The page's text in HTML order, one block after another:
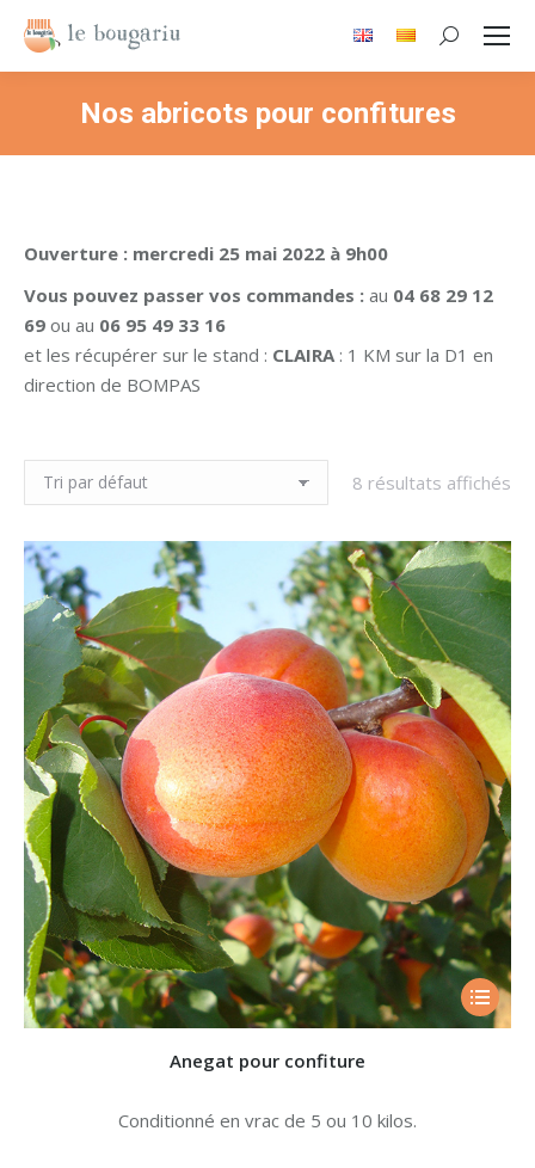
Recherche
:
Nos abricots pour confitures
Ouverture : mercredi 25 mai 2022 à 9h00
Vous pouvez passer vos commandes : au 04 68 29 12
69 ou au 06 95 49 33 16
et les récupérer sur le stand : CLAIRA : 1 KM sur la D1 en
direction de BOMPAS
8 résultats affichés
Anegat pour confiture
Conditionné en vrac de 5 ou 10 kilos.